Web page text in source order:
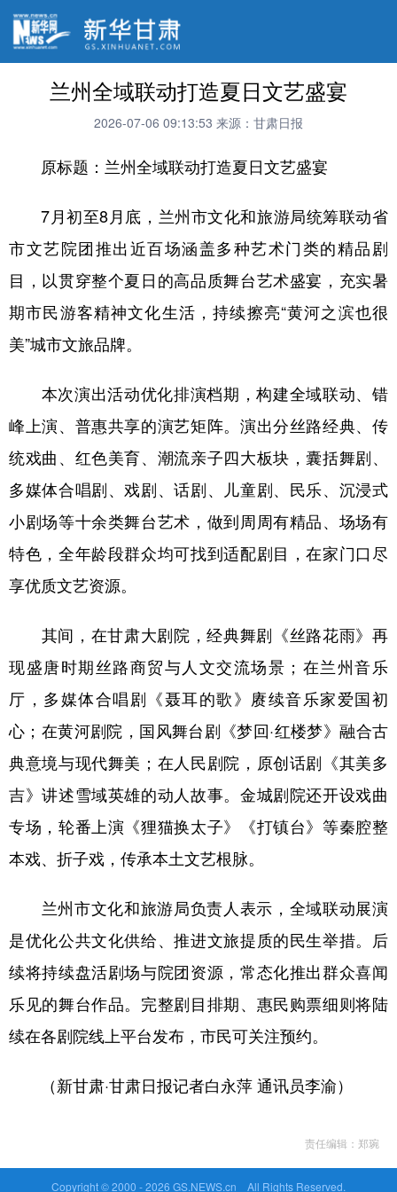
兰州全域联动打造夏日文艺盛宴
2026-07-06 09:13:53 来源：甘肃日报
原标题：兰州全域联动打造夏日文艺盛宴
7月初至8月底，兰州市文化和旅游局统筹联动省
市文艺院团推出近百场涵盖多种艺术门类的精品剧
目，以贯穿整个夏日的高品质舞台艺术盛宴，充实暑
期市民游客精神文化生活，持续擦亮“黄河之滨也很
美”城市文旅品牌。
本次演出活动优化排演档期，构建全域联动、错
峰上演、普惠共享的演艺矩阵。演出分丝路经典、传
统戏曲、红色美育、潮流亲子四大板块，囊括舞剧、
多媒体合唱剧、戏剧、话剧、儿童剧、民乐、沉浸式
小剧场等十余类舞台艺术，做到周周有精品、场场有
特色，全年龄段群众均可找到适配剧目，在家门口尽
享优质文艺资源。
其间，在甘肃大剧院，经典舞剧《丝路花雨》再
现盛唐时期丝路商贸与人文交流场景；在兰州音乐
厅，多媒体合唱剧《聂耳的歌》赓续音乐家爱国初
心；在黄河剧院，国风舞台剧《梦回·红楼梦》融合古
典意境与现代舞美；在人民剧院，原创话剧《其美多
吉》讲述雪域英雄的动人故事。金城剧院还开设戏曲
专场，轮番上演《狸猫换太子》《打镇台》等秦腔整
本戏、折子戏，传承本土文艺根脉。
兰州市文化和旅游局负责人表示，全域联动展演
是优化公共文化供给、推进文旅提质的民生举措。后
续将持续盘活剧场与院团资源，常态化推出群众喜闻
乐见的舞台作品。完整剧目排期、惠民购票细则将陆
续在各剧院线上平台发布，市民可关注预约。
（新甘肃·甘肃日报记者白永萍 通讯员李渝）
责任编辑：郑琬
Copyright © 2000 -2026 GS.NEWS.cn All Rights Reserved.